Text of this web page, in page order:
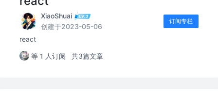
XiaoShuai
创建于2023-05-06
订阅专栏
react
等 1 人订阅 共3篇文章